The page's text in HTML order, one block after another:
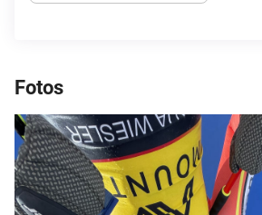
Fotos